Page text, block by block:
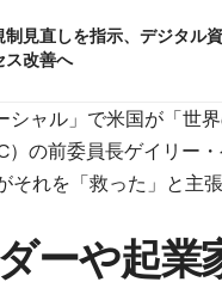
制見直しを指示、デジタル
ス改善へ
シャル」で米国が「世
の前委員長ゲイリー
それを「救った」と主
ーや起業